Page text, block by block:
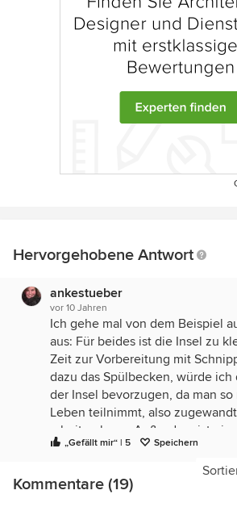
Hervorgehobene Antwort
ankestueber
vor 10 Jahren
Ich gehe mal von dem Beispiel
aus: Für beides ist die Insel zu
Zeit zur Vorbereitung mit
dazu das Spülbecken, würde ich
der Insel bevorzugen, da man
Leben teilnimmt, also
arbeiten kann. Außerdem ist eine
Dunstabzugshaubenlösung an
und kostengünstiger zu
„Gefällt mir“ | 5 Speichern
Kommentare (19)